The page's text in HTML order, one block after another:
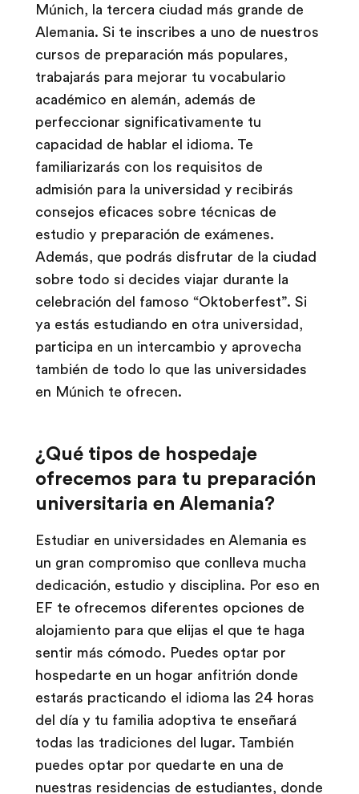
Múnich, la tercera ciudad más grande de
Alemania. Si te inscribes a uno de nuestros
cursos de preparación más populares,
trabajarás para mejorar tu vocabulario
académico en alemán, además de
perfeccionar significativamente tu
capacidad de hablar el idioma. Te
familiarizarás con los requisitos de
admisión para la universidad y recibirás
consejos eficaces sobre técnicas de
estudio y preparación de exámenes.
Además, que podrás disfrutar de la ciudad
sobre todo si decides viajar durante la
celebración del famoso “Oktoberfest”. Si
ya estás estudiando en otra universidad,
participa en un intercambio y aprovecha
también de todo lo que las universidades
en Múnich te ofrecen.
¿Qué tipos de hospedaje
ofrecemos para tu preparación
universitaria en Alemania?
Estudiar en universidades en Alemania es
un gran compromiso que conlleva mucha
dedicación, estudio y disciplina. Por eso en
EF te ofrecemos diferentes opciones de
alojamiento para que elijas el que te haga
sentir más cómodo. Puedes optar por
hospedarte en un hogar anfitrión donde
estarás practicando el idioma las 24 horas
del día y tu familia adoptiva te enseñará
todas las tradiciones del lugar. También
puedes optar por quedarte en una de
nuestras residencias de estudiantes, donde